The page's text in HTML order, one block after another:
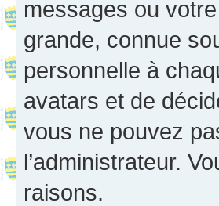
messages ou
grande, connue
personnelle à
avatars et de
vous ne pouvez
l’administrateur.
raisons.